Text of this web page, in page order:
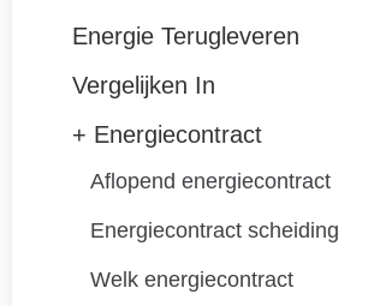
Energie Terugleveren
Vergelijken In
+ Energiecontract
Aflopend energiecontract
Energiecontract scheiding
Welk energiecontract